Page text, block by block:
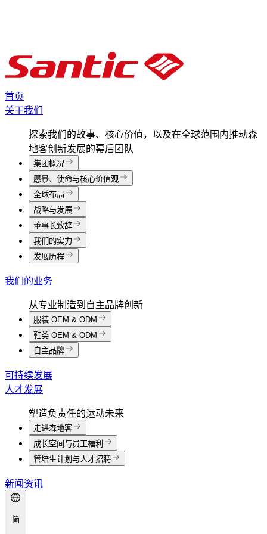
首页
关于我们
探索我们的故事、核心价值，以及在全球范围内推动森
地客创新发展的幕后团队
集团概况
愿景、使命与核心价值观
全球布局
战略与发展
董事长致辞
我们的实力
发展历程
我们的业务
从专业制造到自主品牌创新
服装 OEM & ODM
鞋类 OEM & ODM
自主品牌
可持续发展
人才发展
塑造负责任的运动未来
走进森地客
成长空间与员工福利
管培生计划与人才招聘
新闻资讯
简